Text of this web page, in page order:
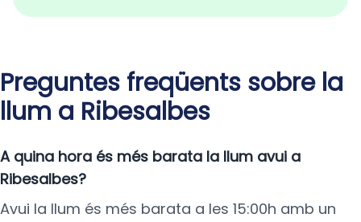
Preguntes freqüents sobre la
llum a Ribesalbes
A quina hora és més barata la llum avui a
Ribesalbes?
Avui la llum és més barata a les 15:00h amb un